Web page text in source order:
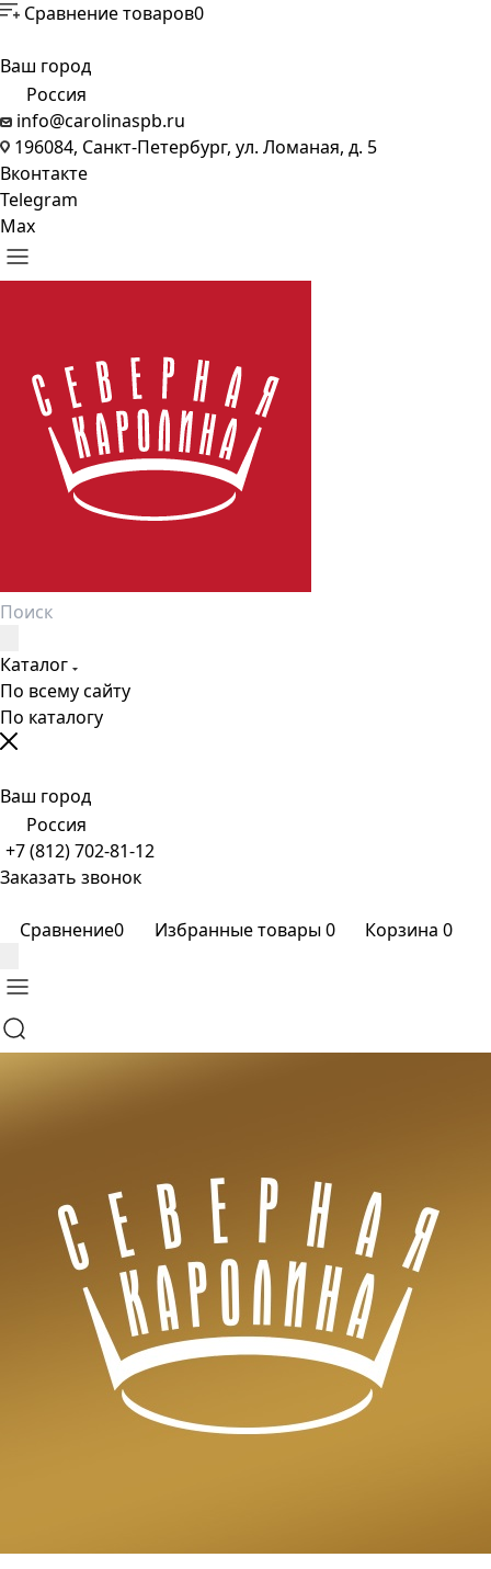
Сравнение товаров0
Ваш город
Россия
info@carolinaspb.ru
196084, Санкт-Петербург, ул. Ломаная, д. 5
Вконтакте
Telegram
Max
Каталог
По всему сайту
По каталогу
Ваш город
Россия
+7 (812) 702-81-12
Заказать звонок
Сравнение0 Избранные товары0 Корзина 0